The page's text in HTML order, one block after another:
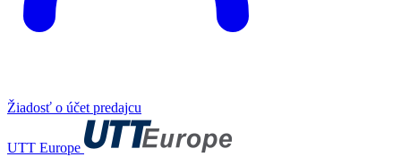
Žiadosť o účet predajcu
UTT Europe